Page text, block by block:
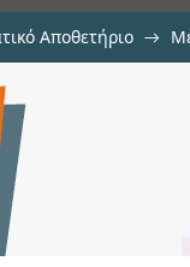
Αποθετήριο →